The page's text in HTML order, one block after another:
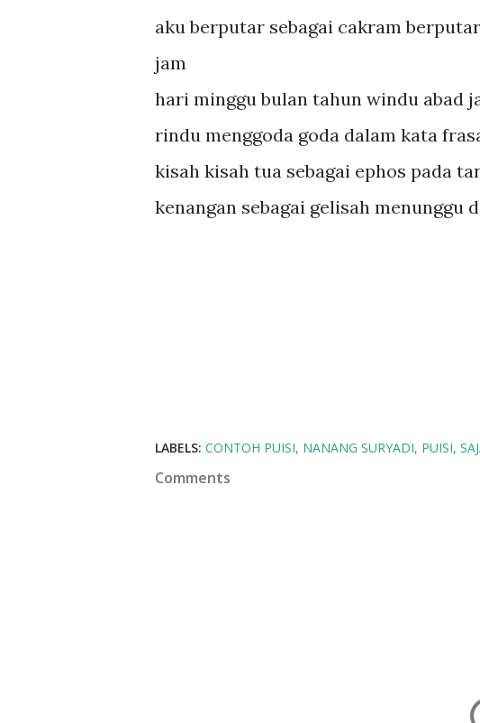
aku berputar sebagai cakram
jam
hari minggu bulan tahun windu abad
rindu menggoda goda dalam kata
kisah kisah tua sebagai ephos pada
kenangan sebagai gelisah menunggu
LABELS: CONTOH PUISI NANANG SURYADI PUISI
Comments